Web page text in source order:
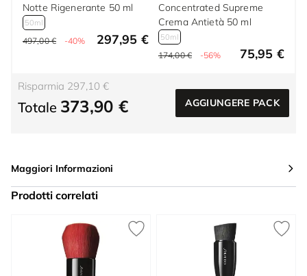
Notte Rigenerante 50 ml
50ml
497,00 € -40% 297,95 €
Concentrated Supreme
Crema Antietà 50 ml
50ml
174,00 € -56% 75,95 €
Risparmia 297,10 €
Totale 373,90 € AGGIUNGERE PACK
Maggiori Informazioni
Prodotti correlati
Press to skip carousel